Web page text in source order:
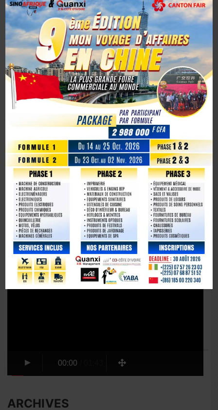
Ambassadeur de la Côte d’Ivoire en Chine, un tournant
diplomatique
1er octobre 2025, la Chine marque son 76e anniversaire
avec éclat
La Chine fête les 80 ans de la capitulation du Japon
Lecteur
vidéo
00:00
ARCHIVES